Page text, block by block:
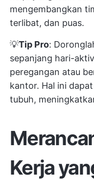
mengembangkan
terlibat, dan puas.
💡Tip Pro:
sepanjang hari-
peregangan atau
kantor. Hal ini
tubuh,
Kerja